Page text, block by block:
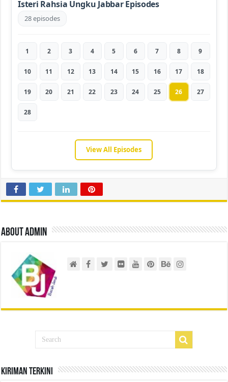
Isteri Rahsia Ungku Jabbar Episodes
28 episodes
1 2 3 4 5 6 7 8 9
10 11 12 13 14 15 16 17 18
19 20 21 22 23 24 25 26 27
28
View All Episodes
About admin
Kiriman Terkini